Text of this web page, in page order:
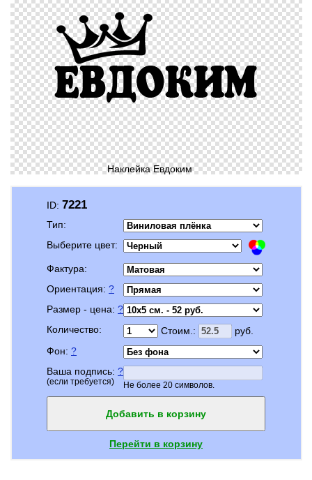
Наклейка Евдоким
ID: 7221
Тип:
Выберите цвет:
Фактура:
Ориентация: ?
Размер - цена: ?
Количество:
Стоим.:
руб.
Фон: ?
Ваша подпись: ?
(если требуется) Не более 20 символов.
Добавить в корзину
Перейти в корзину